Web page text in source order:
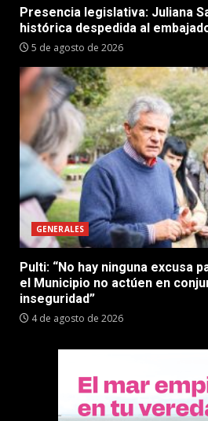
Presencia legislativa: Juliana
histórica despedida al
5 de agosto de 2026
GENERALES
Pulti: “No hay ninguna excusa
el Municipio no actúen en
inseguridad”
4 de agosto de 2026